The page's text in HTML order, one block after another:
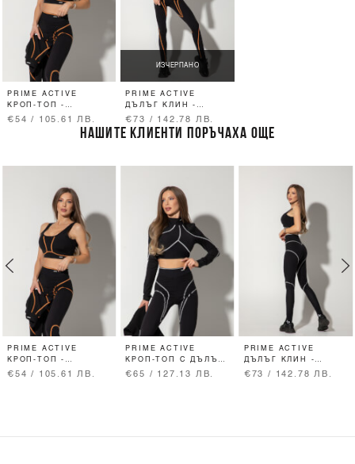
PRIME ACTIVE
КРОП-ТОП -
BLACK/ORANGE
€54 / 105.61 ЛВ.
ИЗЧЕРПАНО
PRIME ACTIVE
ДЪЛЪГ КЛИН -
BLACK/ORANGE
€73 / 142.78 ЛВ.
НАШИТЕ КЛИЕНТИ ПОРЪЧАХА ОЩЕ
PRIME ACTIVE
КРОП-ТОП -
BLACK/ORANGE
€54 / 105.61 ЛВ.
PRIME ACTIVE
КРОП-ТОП С ДЪЛЪГ
РЪКАВ -
€65 / 127.13 ЛВ.
PRIME ACTIVE
ДЪЛЪГ КЛИН -
BLACK/WHITE
€73 / 142.78 ЛВ.